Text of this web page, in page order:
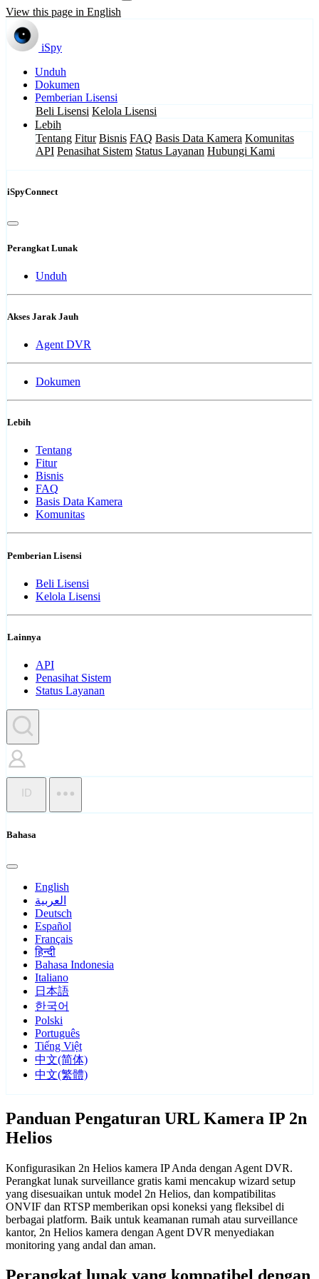
View this page in English
iSpy
Unduh
Dokumen
Pemberian Lisensi
Beli Lisensi Kelola Lisensi
Lebih
Tentang Fitur Bisnis FAQ Basis Data Kamera Komunitas
API Penasihat Sistem Status Layanan Hubungi Kami
iSpyConnect
Perangkat Lunak
Unduh
Akses Jarak Jauh
Agent DVR
Dokumen
Lebih
Tentang
Fitur
Bisnis
FAQ
Basis Data Kamera
Komunitas
Pemberian Lisensi
Beli Lisensi
Kelola Lisensi
Lainnya
API
Penasihat Sistem
Status Layanan
ID
Bahasa
English
العربية
Deutsch
Español
Français
हिन्दी
Bahasa Indonesia
Italiano
日本語
한국어
Polski
Português
Tiếng Việt
中文(简体)
中文(繁體)
Panduan Pengaturan URL Kamera IP 2n
Helios
Konfigurasikan 2n Helios kamera IP Anda dengan Agent DVR.
Perangkat lunak surveillance gratis kami mencakup wizard setup
yang disesuaikan untuk model 2n Helios, dan kompatibilitas
ONVIF dan RTSP memberikan opsi koneksi yang fleksibel di
berbagai platform. Baik untuk keamanan rumah atau surveillance
kantor, 2n Helios kamera dengan Agent DVR menyediakan
monitoring yang andal dan aman.